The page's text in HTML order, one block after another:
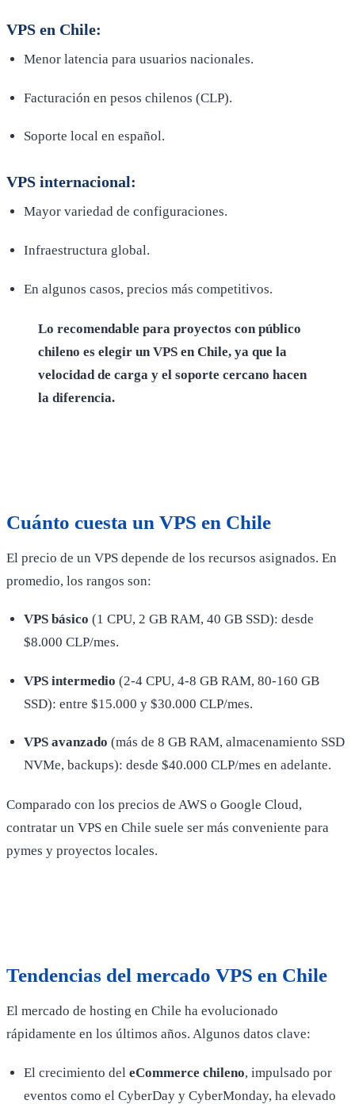
VPS en Chile:
Menor latencia para usuarios nacionales.
Facturación en pesos chilenos (CLP).
Soporte local en español.
VPS internacional:
Mayor variedad de configuraciones.
Infraestructura global.
En algunos casos, precios más competitivos.
Lo recomendable para proyectos con público
chileno es elegir un VPS en Chile, ya que la
velocidad de carga y el soporte cercano hacen
la diferencia.
Cuánto cuesta un VPS en Chile
El precio de un VPS depende de los recursos asignados. En
promedio, los rangos son:
VPS básico (1 CPU, 2 GB RAM, 40 GB SSD): desde
$8.000 CLP/mes.
VPS intermedio (2-4 CPU, 4-8 GB RAM, 80-160 GB
SSD): entre $15.000 y $30.000 CLP/mes.
VPS avanzado (más de 8 GB RAM, almacenamiento SSD
NVMe, backups): desde $40.000 CLP/mes en adelante.
Comparado con los precios de AWS o Google Cloud,
contratar un VPS en Chile suele ser más conveniente para
pymes y proyectos locales.
Tendencias del mercado VPS en Chile
El mercado de hosting en Chile ha evolucionado
rápidamente en los últimos años. Algunos datos clave:
El crecimiento deleCommerce chileno, impulsado por
eventos como el CyberDay y CyberMonday, ha elevado